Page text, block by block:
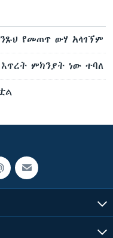
የመጠጥ ውሃ አላገኘም
ምክንያት ነው ተባለ